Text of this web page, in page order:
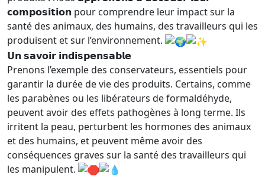
𝗰𝗼𝗺𝗽𝗼𝘀𝗶𝘁𝗶𝗼𝗻 pour comprendre leur impact sur la
santédes animaux, des humains, des travailleurs qui les
produisent et sur l’environnement.
𝗨𝗻 𝘀𝗮𝘃𝗼𝗶𝗿 𝗶𝗻𝗱𝗶𝘀𝗽𝗲𝗻𝘀𝗮𝗯𝗹𝗲
Prenons l’exemple des conservateurs, essentiels pour
garantir la durée de vie des produits. Certains, comme
les parabènes ou les libérateurs de formaldéhyde,
peuvent avoir des effets pathogènes à long terme. Ils
irritent la peau, perturbent les hormones des animaux
et des humains, et peuvent même avoir des
conséquences graves sur la santé des travailleurs qui
les manipulent.